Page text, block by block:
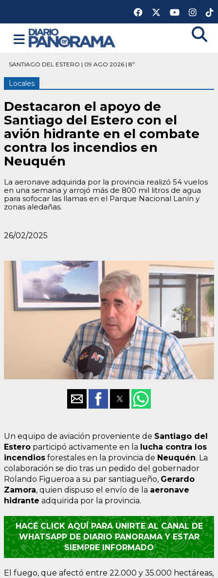
SANTIAGO DEL ESTERO | 09 AGO 2026 | 8º
Locales
Destacaron el apoyo de
Santiago del Estero con el
avión hidrante en el combate
contra los incendios en
Neuquén
La aeronave adquirida por la provincia realizó 54 vuelos
en una semana y arrojó más de 800 mil litros de agua
para sofocar las llamas en el Parque Nacional Lanín y
zonas aledañas.
26/02/2025
Un equipo de aviación proveniente de Santiago del
Estero participó activamente en la lucha contra los
incendios forestales en la provincia de Neuquén. La
colaboración se dio tras un pedido del gobernador
Rolando Figueroa a su par santiagueño, Gerardo
Zamora, quien dispuso el envío de la aeronave
hidrante adquirida por la provincia.
HACÉ CLICK AQUÍ PARA UNIRTE AL CANAL DE
WHATSAPP DE DIARIO PANORAMA Y ESTAR
SIEMPRE INFORMADO
El fuego, que afectó entre 22.000 y 35.000 hectáreas,